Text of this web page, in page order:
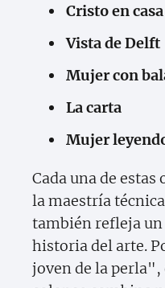
Cristo en
Vista de Delft
Mujer con
La carta
Mujer
Cada una de
la maestría
también refleja
historia del arte.
joven de la perla",